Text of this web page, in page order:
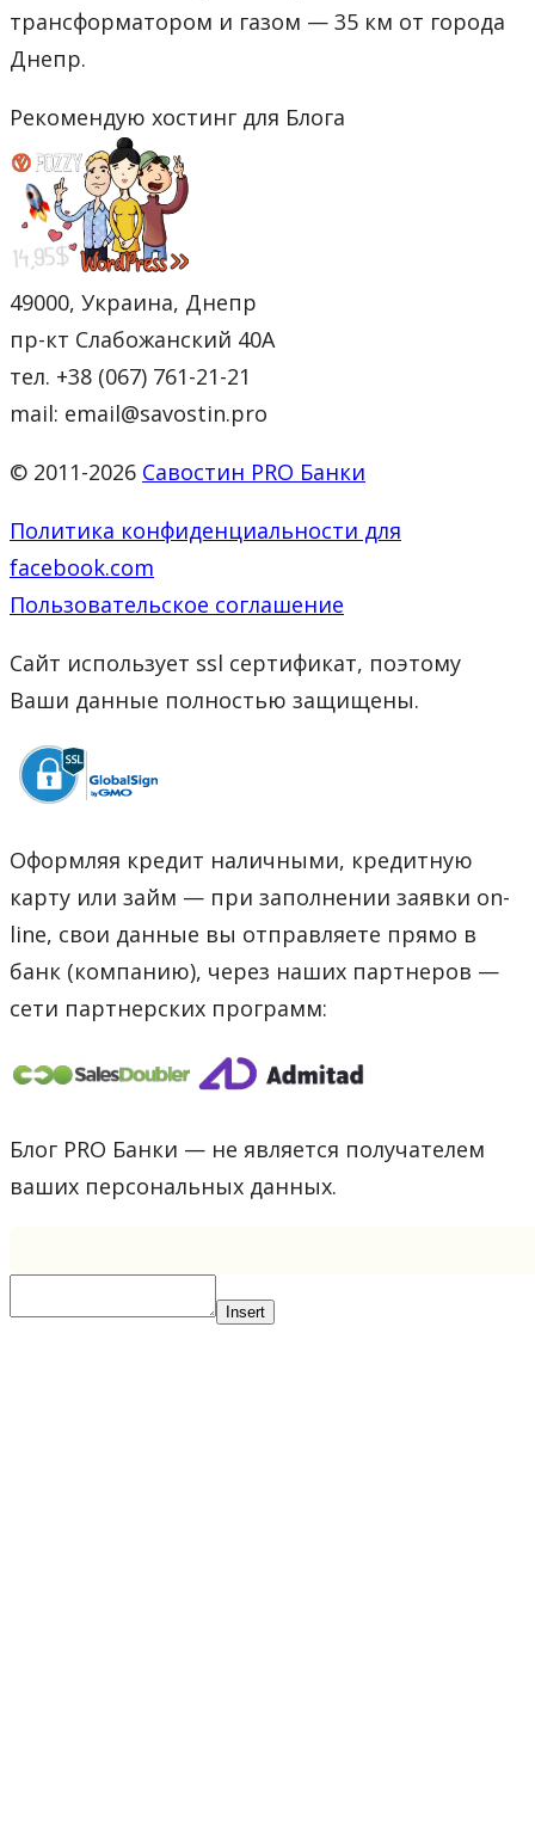
трансформатором и газом — 35 км от города
Днепр.
Рекомендую хостинг для Блога
49000, Украина, Днепр
пр-кт Слабожанский 40А
тел. +38 (067) 761-21-21
mail: email@savostin.pro
© 2011-2026 Савостин PRO Банки
Политика конфиденциальности для
facebook.com
Пользовательское соглашение
Сайт использует ssl сертификат, поэтому
Ваши данные полностью защищены.
Оформляя кредит наличными, кредитную
карту или займ — при заполнении заявки on-
line, свои данные вы отправляете прямо в
банк (компанию), через наших партнеров —
сети партнерских программ:
Блог PRO Банки — не является получателем
ваших персональных данных.
Insert